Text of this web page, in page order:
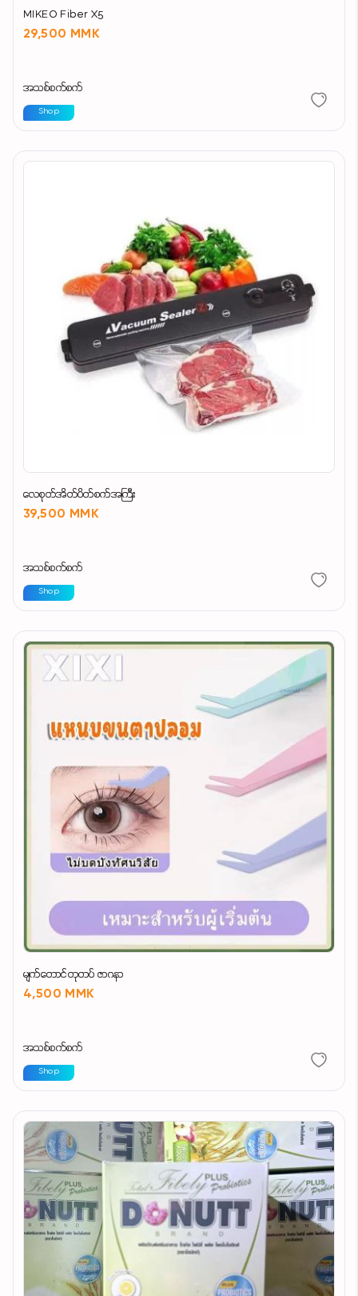
MIKEO Fiber X5
29,500 MMK
အသစ်စက်စက်
Shop
လေစုတ်အိတ်ပိတ်စက်အကြီး
39,500 MMK
အသစ်စက်စက်
Shop
မျက်တောင်တုတပ် ဇာဂနာ
4,500 MMK
အသစ်စက်စက်
Shop